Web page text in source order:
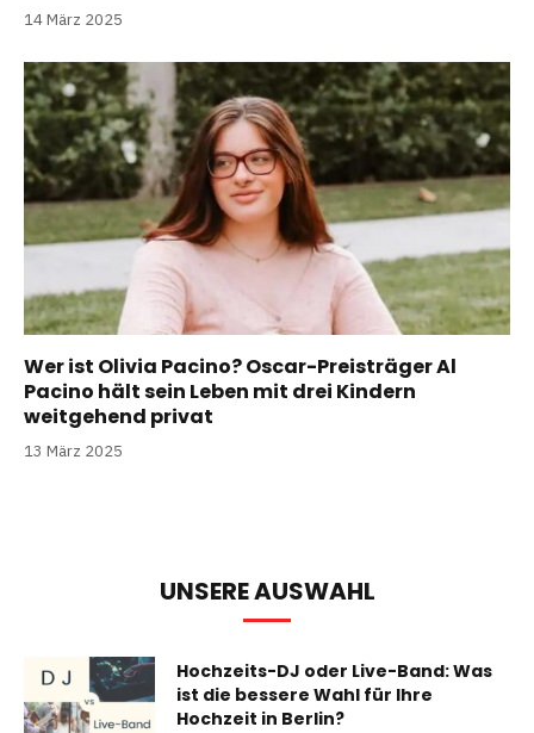
14 März 2025
Wer ist Olivia Pacino? Oscar-Preisträger Al
Pacino hält sein Leben mit drei Kindern
weitgehend privat
13 März 2025
UNSERE AUSWAHL
Hochzeits-DJ oder Live-Band: Was
ist die bessere Wahl für Ihre
Hochzeit in Berlin?